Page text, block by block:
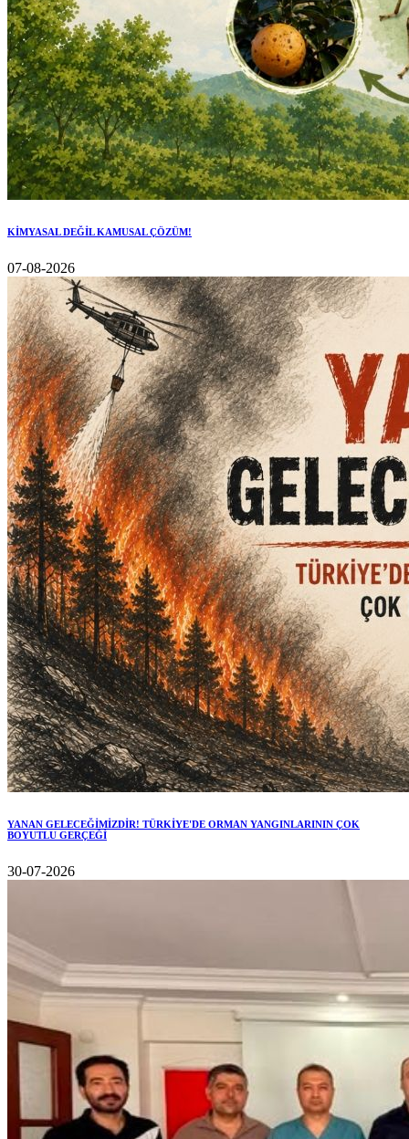
KİMYASAL DEĞİL KAMUSAL ÇÖZÜM!
07-08-2026
YANAN GELECEĞİMİZDİR! TÜRKİYE'DE ORMAN YANGINLARININ ÇOK
BOYUTLU GERÇEĞİ
30-07-2026